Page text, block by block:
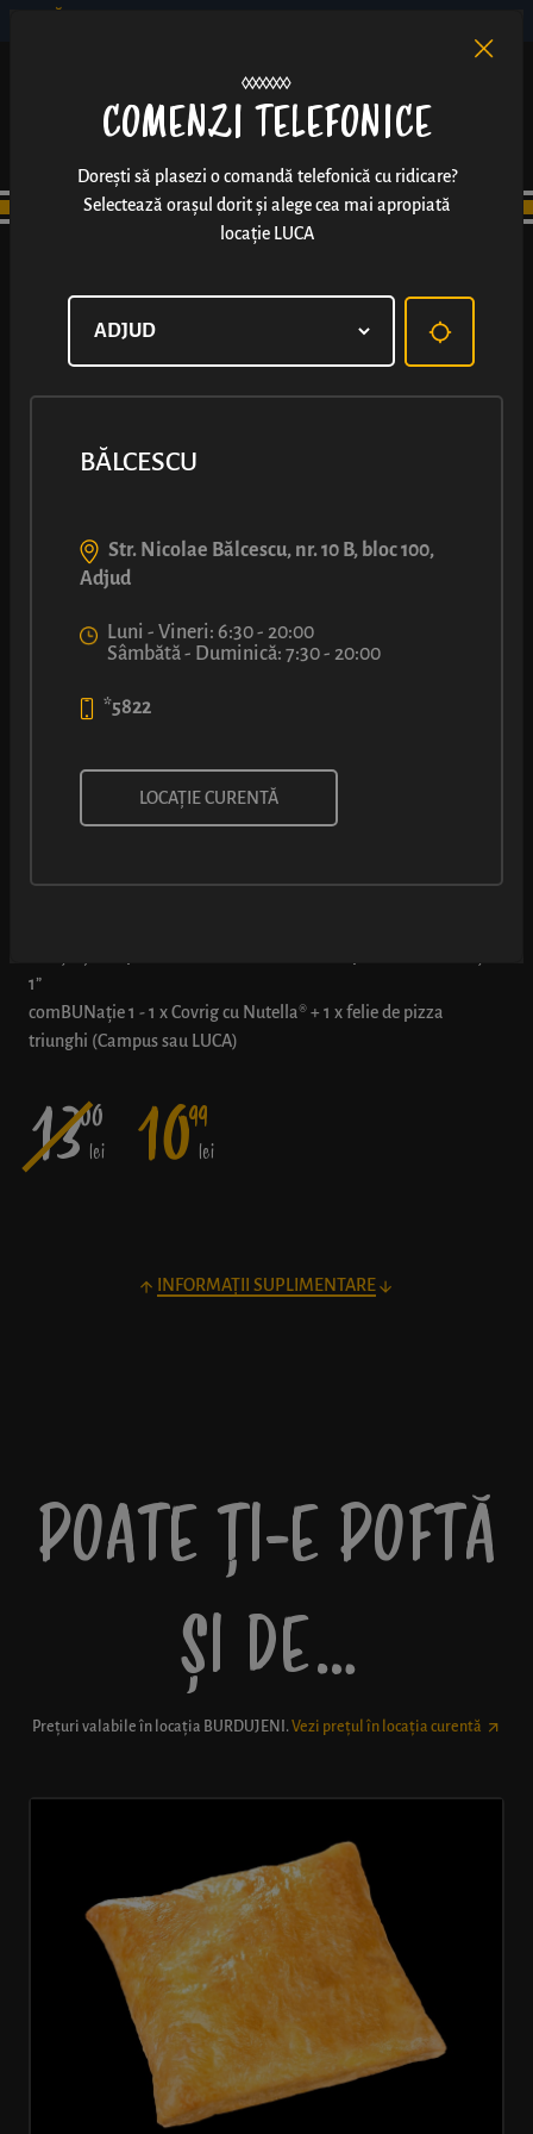
comBUNație®: Covrig cu
Nutella® + felie pizza
1”
comBUNație 1 - 1 x Covrig cu Nutella® + 1 x felie de pizza
triunghi (Campus sau LUCA)
1300
lei 1099
lei
INFORMAȚII SUPLIMENTARE
POATE ȚI-E POFTĂ
ȘI DE…
Prețuri valabile în locația BURDUJENI . Vezi prețul în locația curentă
COMENZI TELEFONICE
Dorești să plasezi o comandă telefonică cu ridicare?
Selectează orașul dorit și alege cea mai apropiată
locație LUCA
BĂLCESCU
Str. Nicolae Bălcescu, nr. 10 B, bloc 100,
Adjud
Luni - Vineri: 6:30 - 20:00
Sâmbătă - Duminică: 7:30 - 20:00
*5822
LOCAȚIE CURENTĂ